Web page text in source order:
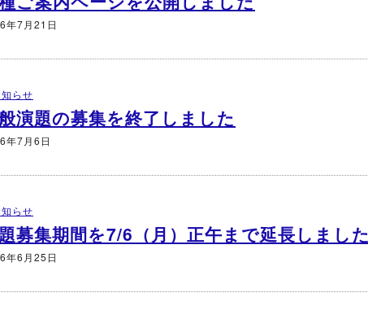
年7月21日
らせ
演題の募集を終了しました
年7月6日
らせ
募集期間を7/6（月）正午まで延長しました
年6月25日